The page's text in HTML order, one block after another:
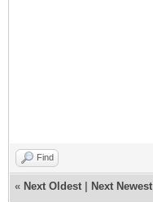
Find
« Next Oldest Next Newest